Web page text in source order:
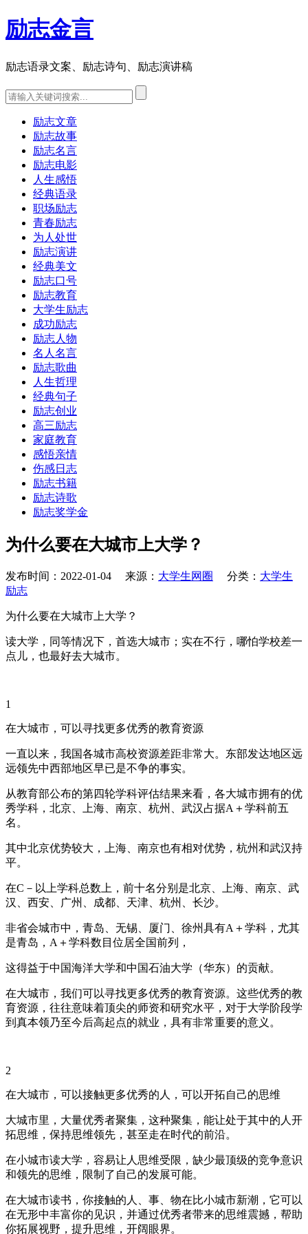
励志金言
励志语录文案、励志诗句、励志演讲稿
励志文章
励志故事
励志名言
励志电影
人生感悟
经典语录
职场励志
青春励志
为人处世
励志演讲
经典美文
励志口号
励志教育
大学生励志
成功励志
励志人物
名人名言
励志歌曲
人生哲理
经典句子
励志创业
高三励志
家庭教育
感悟亲情
伤感日志
励志书籍
励志诗歌
励志奖学金
为什么要在大城市上大学？
发布时间：2022-01-04 来源： 大学生网圈 分类： 大学生
励志
为什么要在大城市上大学？
读大学，同等情况下，首选大城市；实在不行，哪怕学校差一
点儿，也最好去大城市。
1
在大城市，可以寻找更多优秀的教育资源
一直以来，我国各城市高校资源差距非常大。东部发达地区远
远领先中西部地区早已是不争的事实。
从教育部公布的第四轮学科评估结果来看，各大城市拥有的优
秀学科，北京、上海、南京、杭州、武汉占据A＋学科前五
名。
其中北京优势较大，上海、南京也有相对优势，杭州和武汉持
平。
在C－以上学科总数上，前十名分别是北京、上海、南京、武
汉、西安、广州、成都、天津、杭州、长沙。
非省会城市中，青岛、无锡、厦门、徐州具有A＋学科，尤其
是青岛，A＋学科数目位居全国前列，
这得益于中国海洋大学和中国石油大学（华东）的贡献。
在大城市，我们可以寻找更多优秀的教育资源。这些优秀的教
育资源，往往意味着顶尖的师资和研究水平，对于大学阶段学
到真本领乃至今后高起点的就业，具有非常重要的意义。
2
在大城市，可以接触更多优秀的人，可以开拓自己的思维
大城市里，大量优秀者聚集，这种聚集，能让处于其中的人开
拓思维，保持思维领先，甚至走在时代的前沿。
在小城市读大学，容易让人思维受限，缺少最顶级的竞争意识
和领先的思维，限制了自己的发展可能。
在大城市读书，你接触的人、事、物在比小城市新潮，它可以
在无形中丰富你的见识，并通过优秀者带来的思维震撼，帮助
你拓展视野，提升思维，开阔眼界。